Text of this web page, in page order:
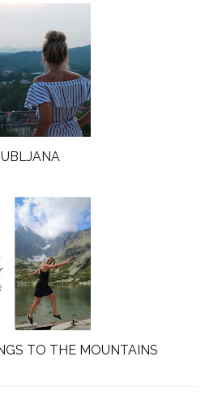
TO THE MOUNTAINS